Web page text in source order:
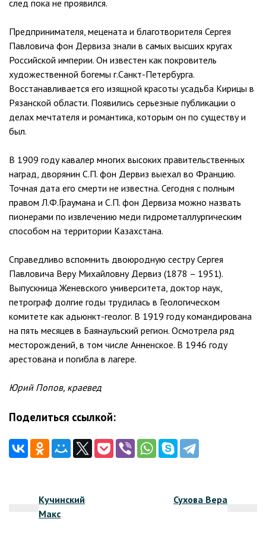
след пока не проявился.
Предпринимателя, мецената и благотворителя Сергея
Павловича фон Дервиза знали в самых высших кругах
Российской империи. Он известен как покровитель
художественной богемы г.Санкт-Петербурга.
Восстанавливается его изящной красоты усадьба Кирицы в
Рязанской области. Появились серьезные публикации о
делах мечтателя и романтика, которым он по существу и
был.
В 1909 году кавалер многих высоких правительственных
наград, дворянин С.П. фон Дервиз выехал во Францию.
Точная дата его смерти не известна. Сегодня с полным
правом Л.Ф.Граумана и С.П. фон Дервиза можно назвать
пионерами по извлечению меди гидрометаллургическим
способом на территории Казахстана.
Справедливо вспомнить двоюродную сестру Сергея
Павловича Веру Михайловну Дервиз (1878 – 1951).
Выпускница Женевского университета, доктор наук,
петрограф долгие годы трудилась в Геологическом
комитете как адьюнкт-геолог. В 1919 году командирована
на пять месяцев в Баянаульский регион. Осмотрела ряд
месторождений, в том числе Анненское. В 1946 году
арестована и погибла в лагере.
Юрий Попов, краевед
Поделиться ссылкой:
Кучинский
Макс
Сухова Вера